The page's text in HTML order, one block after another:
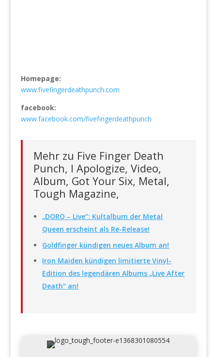
Homepage:
www.fivefingerdeathpunch.com
facebook:
www.facebook.com/fivefingerdeathpunch
Mehr zu Five Finger Death
Punch, I Apologize, Video,
Album, Got Your Six, Metal,
Tough Magazine,
„DORO – Live“: Kultalbum der Metal
Queen erscheint als Re-Release!
Goldfinger kündigen neues Album an!
Iron Maiden kündigen limitierte Vinyl-
Edition des legendären Albums „Live After
Death“ an!